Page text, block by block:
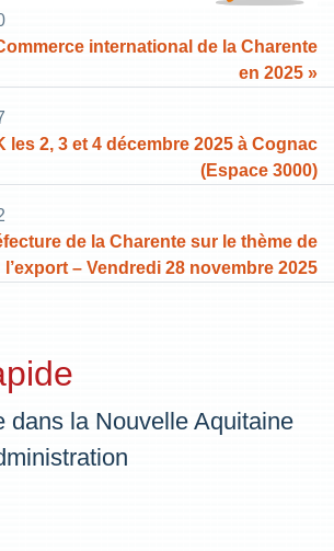
international de la Charente
en 2025 »
les 2, 3 et 4 décembre 2025 à Cognac
(Espace 3000)
de la Charente sur le thème de
l’export – Vendredi 28 novembre 2025
dans la Nouvelle Aquitaine